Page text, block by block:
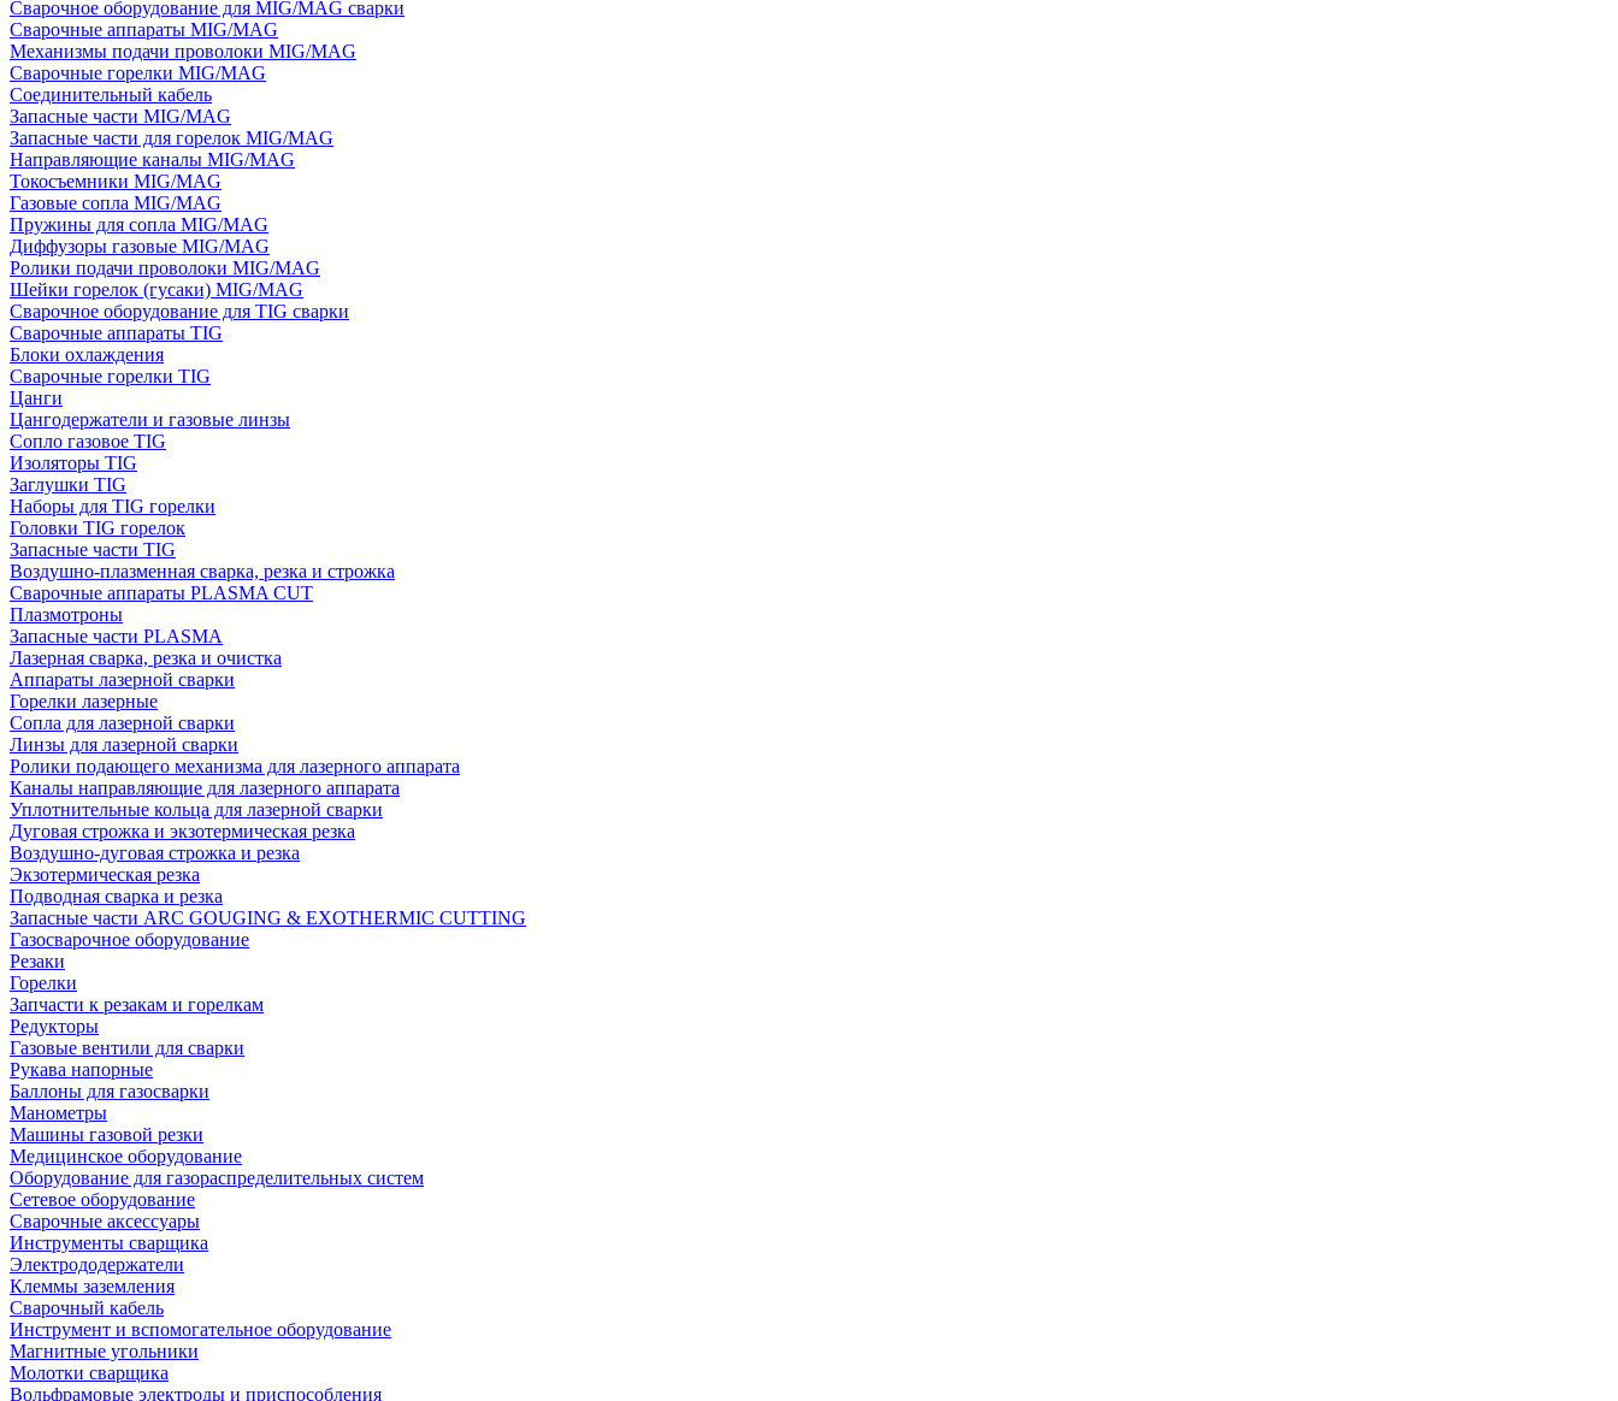
Сварочное оборудование для MIG/MAG сварки
Сварочные аппараты MIG/MAG
Механизмы подачи проволоки MIG/MAG
Сварочные горелки MIG/MAG
Соединительный кабель
Запасные части MIG/MAG
Запасные части для горелок MIG/MAG
Направляющие каналы MIG/MAG
Токосъемники MIG/MAG
Газовые сопла MIG/MAG
Пружины для сопла MIG/MAG
Диффузоры газовые MIG/MAG
Ролики подачи проволоки MIG/MAG
Шейки горелок (гусаки) MIG/MAG
Сварочное оборудование для TIG сварки
Сварочные аппараты TIG
Блоки охлаждения
Сварочные горелки TIG
Цанги
Цангодержатели и газовые линзы
Сопло газовое TIG
Изоляторы TIG
Заглушки TIG
Наборы для TIG горелки
Головки TIG горелок
Запасные части TIG
Воздушно-плазменная сварка, резка и строжка
Сварочные аппараты PLASMA CUT
Плазмотроны
Запасные части PLASMA
Лазерная сварка, резка и очистка
Аппараты лазерной сварки
Горелки лазерные
Сопла для лазерной сварки
Линзы для лазерной сварки
Ролики подающего механизма для лазерного аппарата
Каналы направляющие для лазерного аппарата
Уплотнительные кольца для лазерной сварки
Дуговая строжка и экзотермическая резка
Воздушно-дуговая строжка и резка
Экзотермическая резка
Подводная сварка и резка
Запасные части ARC GOUGING & EXOTHERMIC CUTTING
Газосварочное оборудование
Резаки
Горелки
Запчасти к резакам и горелкам
Редукторы
Газовые вентили для сварки
Рукава напорные
Баллоны для газосварки
Манометры
Машины газовой резки
Медицинское оборудование
Оборудование для газораспределительных систем
Сетевое оборудование
Сварочные аксессуары
Инструменты сварщика
Электрододержатели
Клеммы заземления
Сварочный кабель
Инструмент и вспомогательное оборудование
Магнитные угольники
Молотки сварщика
Вольфрамовые электроды и приспособления